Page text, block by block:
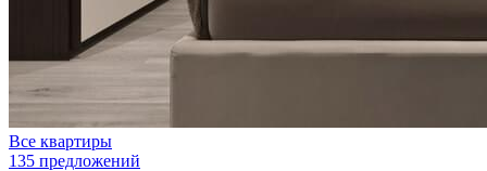
Все квартиры
135 предложений